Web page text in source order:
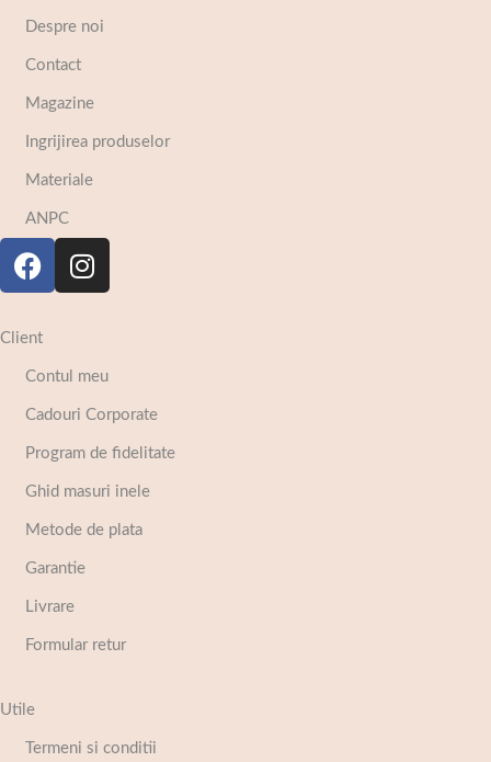
Despre noi
Contact
Magazine
Ingrijirea produselor
Materiale
ANPC
Client
Contul meu
Cadouri Corporate
Program de fidelitate
Ghid masuri inele
Metode de plata
Garantie
Livrare
Formular retur
Utile
Termeni si conditii